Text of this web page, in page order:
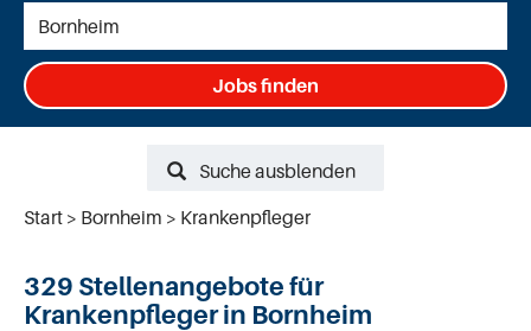
Jobs finden
Suche ausblenden
Start
Bornheim Krankenpfleger
329 Stellenangebote für
Krankenpfleger in Bornheim